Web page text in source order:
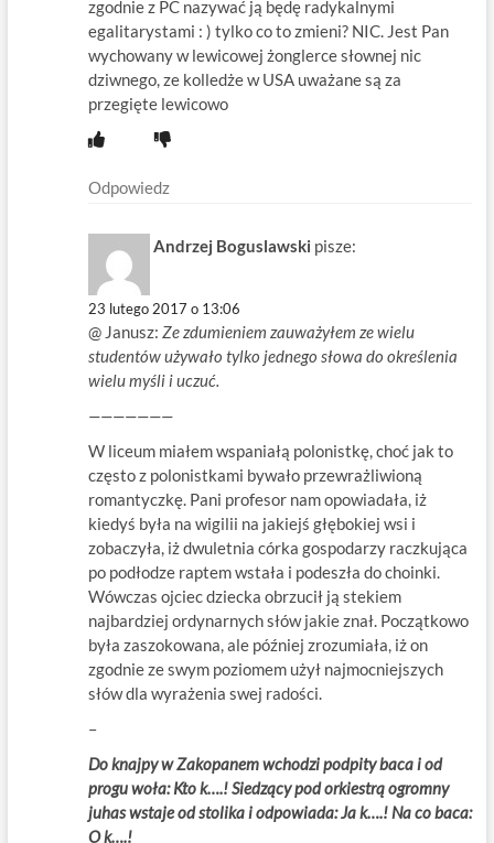
zgodnie z PC nazywać ją będę radykalnymi
egalitarystami : ) tylko co to zmieni? NIC. Jest Pan
wychowany w lewicowej żonglerce słownej nic
dziwnego, ze kolledże w USA uważane są za
przegięte lewicowo
Odpowiedz
Andrzej Boguslawski pisze:
23 lutego 2017 o 13:06
@ Janusz: Ze zdumieniem zauważyłem ze wielu
studentów używało tylko jednego słowa do określenia
wielu myśli i uczuć.
———————
W liceum miałem wspaniałą polonistkę, choć jak to
często z polonistkami bywało przewrażliwioną
romantyczkę. Pani profesor nam opowiadała, iż
kiedyś była na wigilii na jakiejś głębokiej wsi i
zobaczyła, iż dwuletnia córka gospodarzy raczkująca
po podłodze raptem wstała i podeszła do choinki.
Wówczas ojciec dziecka obrzucił ją stekiem
najbardziej ordynarnych słów jakie znał. Początkowo
była zaszokowana, ale później zrozumiała, iż on
zgodnie ze swym poziomem użył najmocniejszych
słów dla wyrażenia swej radości.
–
Do knajpy w Zakopanem wchodzi podpity baca i od
progu woła: Kto k….! Siedzący pod orkiestrą ogromny
juhas wstaje od stolika i odpowiada: Ja k….! Na co baca:
O k….!